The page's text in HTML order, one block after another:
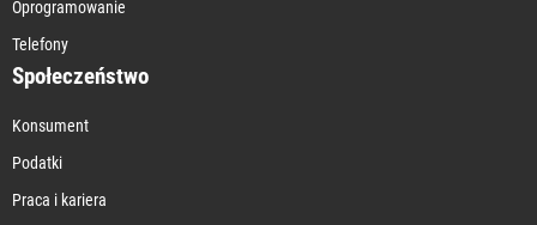
Oprogramowanie
Telefony
Społeczeństwo
Konsument
Podatki
Praca i kariera